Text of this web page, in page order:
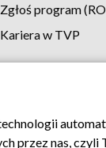
Zgłoś program
Kariera w TVP
Moje zgody
nas, czyli